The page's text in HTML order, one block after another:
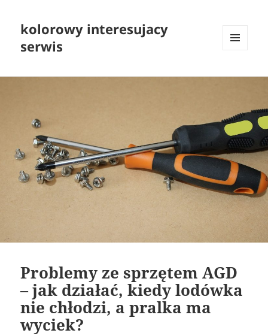
kolorowy interesujacy
serwis
WIDGETY
Problemy ze sprzętem AGD
– jak działać, kiedy lodówka
nie chłodzi, a pralka ma
wyciek?